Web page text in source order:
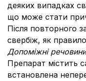
деяких випадках
що може стати
Після повторного
свербіж, як
Допоміжні
Препарат містить
встановлена